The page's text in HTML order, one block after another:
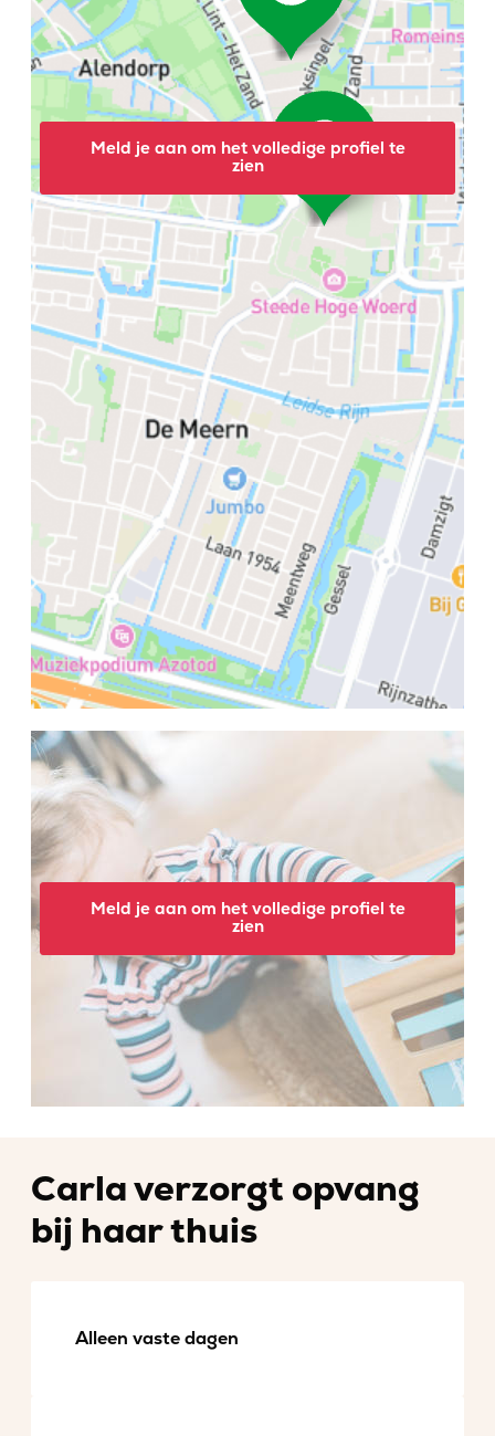
Meld je aan om het volledige profiel te
zien
Meld je aan om het volledige profiel te
zien
Carla verzorgt opvang
bij haar thuis
Alleen vaste dagen